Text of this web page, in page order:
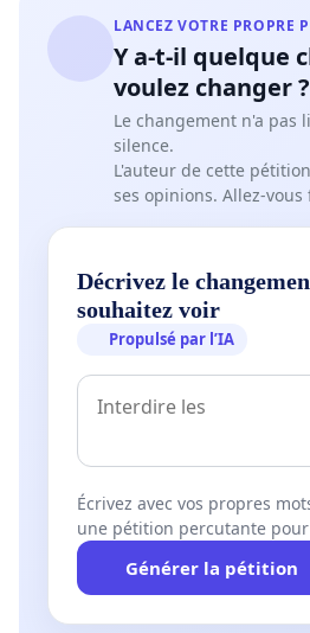
LANCEZ VOTRE PROPRE
Y a-t-il quelque
voulez changer ?
Le changement n'a pas
silence.
L'auteur de cette
ses opinions. Allez-vous
Décrivez le
souhaitez voir
Propulsé par l’IA
Écrivez avec vos propres
une pétition percutante pour
Générer la pétition